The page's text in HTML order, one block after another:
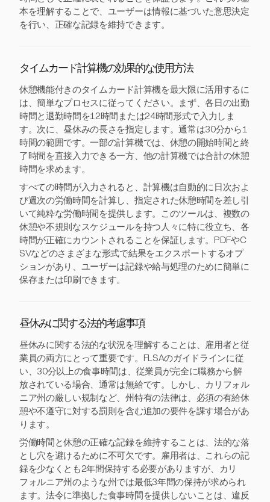
本を理解することで、ユーザーは情報に基づいた意思決定
を行い、正確な記録を維持できます。
タイムカード計算機の効果的な使用方法
休憩機能付きのタイムカード計算機を最大限に活用するに
は、簡単なプロセスに従ってください。まず、各日の出勤
時間と退勤時間を12時間または24時間形式で入力しま
す。次に、昼休みの長さを指定します。通常は30分から1
時間の範囲です。一部の計算機では、休憩の開始時間と終
了時間を直接入力できる一方、他の計算機では合計の休憩
時間を求めます。
すべての時間が入力されると、計算機は自動的に日次およ
び週次の労働時間を計算し、指定された休憩時間を差し引
いて純粋な労働時間を提供します。このツールは、複数の
休憩や不規則なスケジュールを持つ人々に特に役立ち、各
時間が正確にカウントされることを保証します。PDFやC
SVなどのさまざまな形式で結果をエクスポートするオプ
ションがあり、ユーザーは記録や給与処理のために簡単に
保存または印刷できます。
昼休みに関する法的考慮事項
昼休みに関する法的な状況を理解することは、雇用者と従
業員の両方にとって重要です。FLSAのガイドラインに従
い、30分以上の食事時間は、従業員が完全に職務から解
放されている場合、通常は無給です。しかし、カリフォル
ニア州の厳しい規制など、州特有の法律は、必須の有給休
憩や不遵守に対する罰則を含む追加の要件を課す場合があ
ります。
労働時間と休憩の正確な記録を維持することは、法的な落
とし穴を避けるために不可欠です。雇用者は、これらの記
録を少なくとも2年間保持する必要がありますが、カリ
フォルニア州のような州では最低3年間の保持が求められ
ます。法令に準拠した食事時間を提供しないことは、違反